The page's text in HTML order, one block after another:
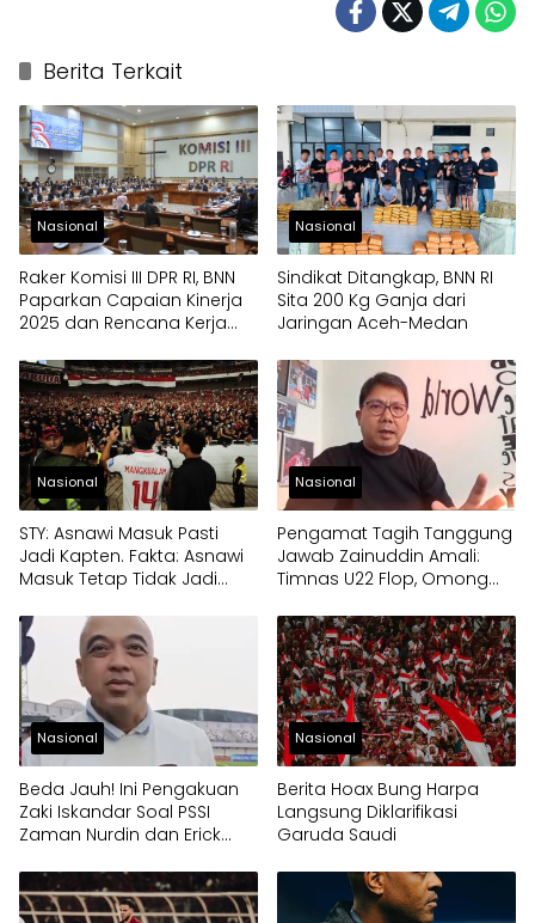
Berita Terkait
Nasional
Raker Komisi III DPR RI, BNN
Paparkan Capaian Kinerja
2025 dan Rencana Kerja
Nasional
Sindikat Ditangkap, BNN RI
Sita 200 Kg Ganja dari
Jaringan Aceh-Medan
Nasional
STY: Asnawi Masuk Pasti
Jadi Kapten. Fakta: Asnawi
Masuk Tetap Tidak Jadi
Nasional
Pengamat Tagih Tanggung
Jawab Zainuddin Amali:
Timnas U22 Flop, Omong
Games 2025
Nasional
Beda Jauh! Ini Pengakuan
Zaki Iskandar Soal PSSI
Zaman Nurdin dan Erick
Nasional
Berita Hoax Bung Harpa
Langsung Diklarifikasi
Garuda Saudi